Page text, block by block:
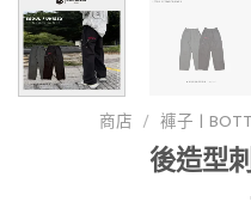
商店 / 褲子 |
後造型